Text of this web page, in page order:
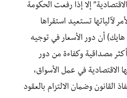
الاقتصادية” إلا إذا رفعت الحكومة
لآلياتها تستعيد استقراها
هايك) أن دور الأسعار في توجيه
أ كثر مصداقية وكفاءة من دور
الاقتصادية في عمل الأسواق،
القانون وضمان الالتزام بالعقود